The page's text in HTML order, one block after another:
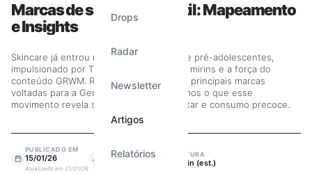
Drops
Radar
Newsletter
Artigos
Relatórios
Marcas de skincare infantil: Mapeamento
e Insights
Skincare já entrou na rotina de crianças e pré-adolescentes,
impulsionado por TikTok, influenciadoras mirins e a força do
conteúdo GRWM. Reunimos algumas das principais marcas
voltadas para a Geração Alpha e analisamos o que esse
movimento revela sobre beleza, bem-estar e consumo precoce.
PUBLICADO EM
15/01/26
Atualizado em 21/01/26
ESCRITO POR LEITURA
min (est.)